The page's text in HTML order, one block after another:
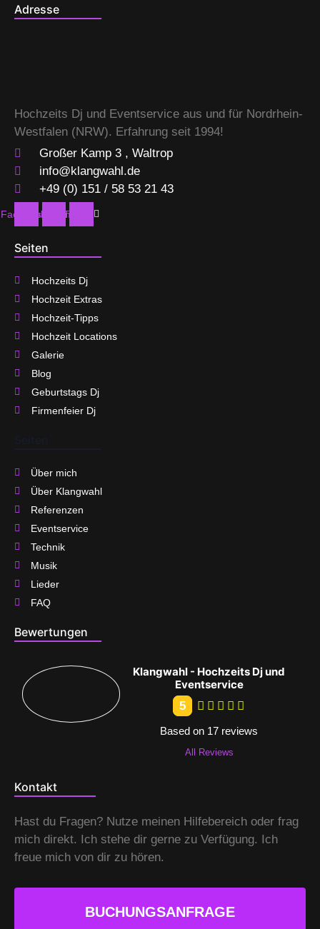
Adresse
Hochzeits Dj und Eventservice aus und für Nordrhein-
Westfalen (NRW). Erfahrung seit 1994!
Großer Kamp 3 , Waltrop
info@klangwahl.de
+49 (0) 151 / 58 53 21 43
FacebookInstagramTwitter
Seiten
Hochzeits Dj
Hochzeit Extras
Hochzeit-Tipps
Hochzeit Locations
Galerie
Blog
Geburtstags Dj
Firmenfeier Dj
Über mich
Über Klangwahl
Referenzen
Eventservice
Technik
Musik
Lieder
FAQ
Bewertungen
Klangwahl - Hochzeits Dj und
Eventservice
5
Based on 17 reviews
All Reviews
Kontakt
Hast du Fragen? Nutze meinen Hilfebereich oder frag
mich direkt. Ich stehe dir gerne zu Verfügung. Ich
freue mich von dir zu hören.
BUCHUNGSANFRAGE